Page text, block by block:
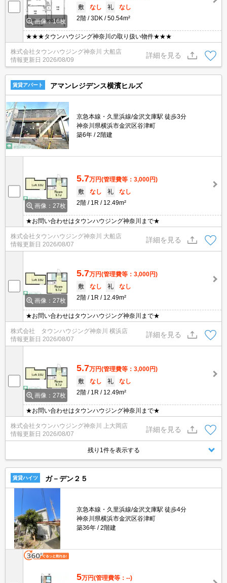
画像：16枚
敷
なし 礼
なし
2階
3DK 50.54m²
★★★タウンハウジング神奈川の取り扱い物件★★★
株式会社タウンハウジング神奈川 大船店
情報更新日 2026/08/09
詳細を見る
賃貸アパート アマンレジデンス横濱ヒルズ
京急本線・久里浜線/金沢文庫駅 徒歩3分
神奈川県横浜市金沢区谷津町
築6年
2階建
画像：27枚
5.7万円(管理費等：3,000円)
敷
なし 礼
なし
2階
1R 12.49m²
★お問い合わせはタウンハウジング神奈川まで★
株式会社タウンハウジング神奈川 大船店
情報更新日 2026/08/07
詳細を見る
画像：27枚
5.7万円(管理費等：3,000円)
敷
なし 礼
なし
2階
1R 12.49m²
★お問い合わせはタウンハウジング神奈川まで★
株式会社 タウンハウジング神奈川 横浜店
情報更新日 2026/08/07
詳細を見る
画像：27枚
5.7万円(管理費等：3,000円)
敷
なし 礼
なし
2階
1R 12.49m²
★お問い合わせはタウンハウジング神奈川まで★
株式会社タウンハウジング神奈川 上大岡店
情報更新日 2026/08/07
詳細を見る
残り1件を表示する
賃貸ハイツ ガ－デン２５
京急本線・久里浜線/金沢文庫駅 徒歩4分
神奈川県横浜市金沢区谷津町
築36年
2階建
5万円(管理費等：--)